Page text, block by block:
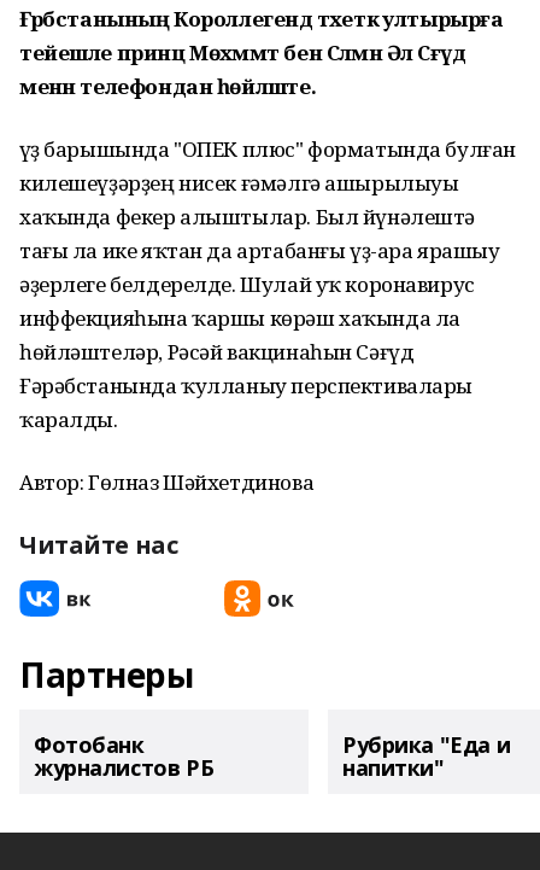
Ғәрәбстанының Короллегендә тәхеткә ултырырға
тейешле принц Мөхәммәт бен Сәлмән Әл Сәғүд
менән телефондан һөйләште.
Һүҙ барышында "ОПЕК плюс" форматында булған
килешеүҙәрҙең нисек ғәмәлгә ашырылыуы
хаҡында фекер алыштылар. Был йүнәлештә
тағы ла ике яҡтан да артабанғы үҙ-ара ярашыу
әҙерлеге белдерелде. Шулай уҡ коронавирус
инффекцияһына ҡаршы көрәш хаҡында ла
һөйләштеләр, Рәсәй вакцинаһын Сәғүд
Ғәрәбстанында ҡулланыу перспективалары
ҡаралды.
Автор: Гөлназ Шәйхетдинова
Читайте нас
Партнеры
Фотобанк
журналистов РБ
Рубрика "Еда и
напитки"